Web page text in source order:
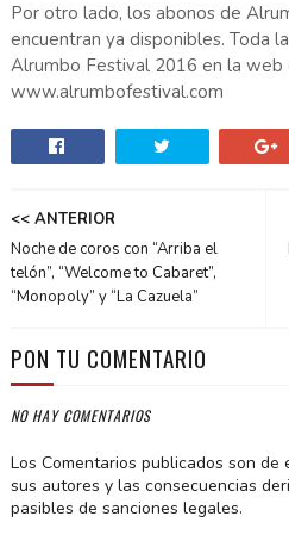
Por otro lado, los abonos de
encuentran ya disponibles. Toda
Alrumbo Festival 2016 en la web
www.alrumbofestival.com
<< ANTERIOR
Noche de coros con “Arriba el
telón”, “Welcome to Cabaret”,
“Monopoly” y “La Cazuela”
PON TU COMENTARIO
NO HAY COMENTARIOS
Los Comentarios publicados son
sus autores y las consecuencias
pasibles de sanciones legales.